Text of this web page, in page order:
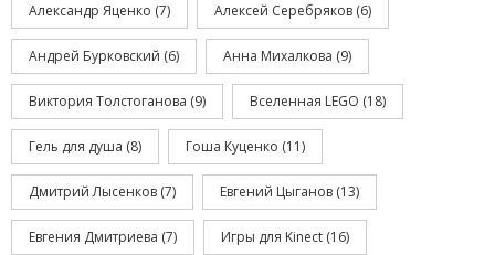
Александр Яценко (7) Алексей Серебряков (6)
Андрей Бурковский (6) Анна Михалкова (9)
Виктория Толстоганова (9) Вселенная LEGO (18)
Гель для душа (8) Гоша Куценко (11)
Дмитрий Лысенков (7) Евгений Цыганов (13)
Евгения Дмитриева (7) Игры для Kinect (16)